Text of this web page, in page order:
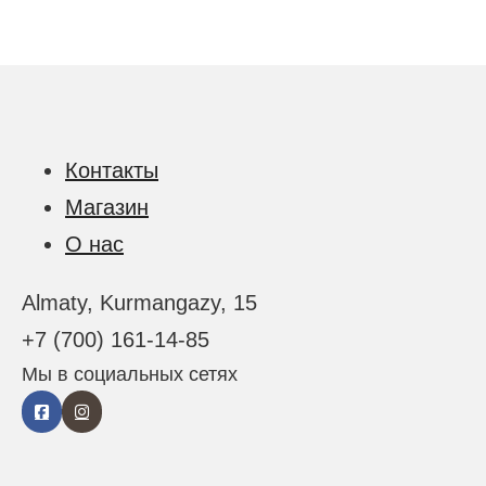
Контакты
Магазин
О нас
Almaty, Kurmangazy, 15
+7 (700) 161-14-85
Мы в социальных сетях